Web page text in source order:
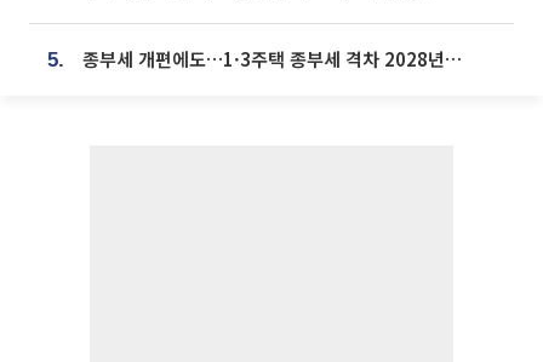
5. 종부세 개편에도…1·3주택 종부세 격차 2028년부터 확대